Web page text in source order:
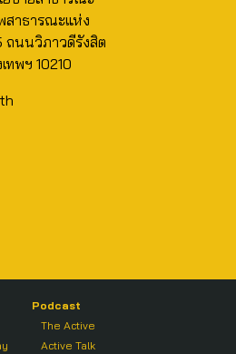
สาธารณะแห่ง
ถนนวิภาวดีรังสิต
ทพฯ 10210
Podcast
The Active
Active Talk